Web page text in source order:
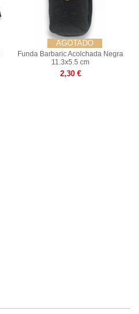
AGOTADO
Funda Barbaric Acolchada Negra
11.3x5.5 cm
2,30 €